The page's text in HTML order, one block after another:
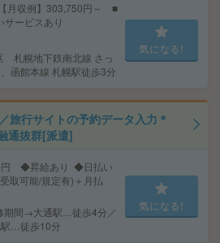
月収例】303,750円～ ■
ービスあり
札幌地下鉄南北線 さっ
函館本線 札幌駅徒歩3分
気になる!
旅行サイトの予約データ入力＊
通抜群[派遣]
円 ◆昇給あり ◆日払い
取可能/規定有)＋月払
期間→大通駅…徒歩4分／
…徒歩10分
気になる!